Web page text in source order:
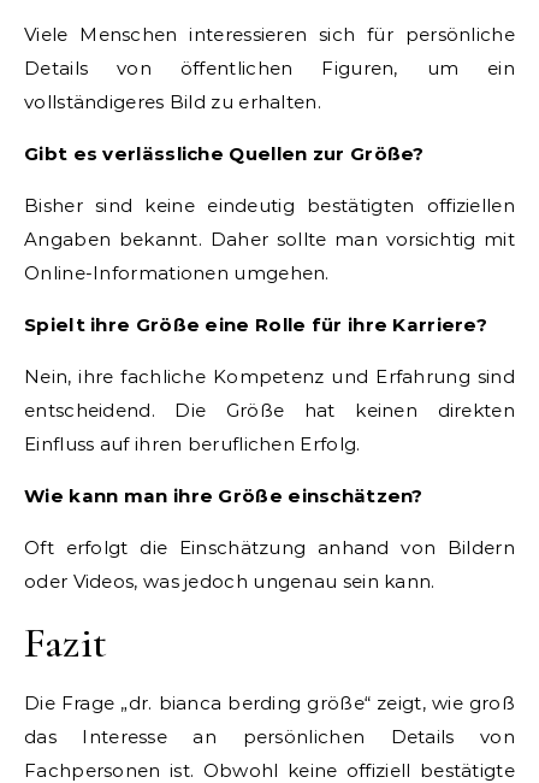
Viele Menschen interessieren sich für persönliche
Details von öffentlichen Figuren, um ein
vollständigeres Bild zu erhalten.
Gibt es verlässliche Quellen zur Größe?
Bisher sind keine eindeutig bestätigten offiziellen
Angaben bekannt. Daher sollte man vorsichtig mit
Online-Informationen umgehen.
Spielt ihre Größe eine Rolle für ihre Karriere?
Nein, ihre fachliche Kompetenz und Erfahrung sind
entscheidend. Die Größe hat keinen direkten
Einfluss auf ihren beruflichen Erfolg.
Wie kann man ihre Größe einschätzen?
Oft erfolgt die Einschätzung anhand von Bildern
oder Videos, was jedoch ungenau sein kann.
Fazit
Die Frage „dr. bianca berding größe“ zeigt, wie groß
das Interesse an persönlichen Details von
Fachpersonen ist. Obwohl keine offiziell bestätigte